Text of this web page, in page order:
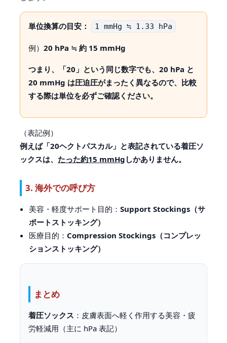
単位換算の目安： 1 mmHg ≒ 1.33 hPa
例） 20 hPa ≒ 約 15 mmHg
つまり、「20」という同じ数字でも、 20 hPa と
20 mmHg は圧迫圧がまったく異なるので、比較
する際は単位を必ずご確認ください。
（表記例）
例えば「20ヘクトパスカル」と表記されている着圧ソ
ックスは、 たった約15 mmHg しかありません。
3. 海外での呼び方
美容・軽度サポート目的： Support Stockings（サ
ポートストッキング）
医療目的： Compression Stockings（コンプレッ
ションストッキング）
まとめ
着圧ソックス ：皮膚表面へ軽く作用する美容・疲
労軽減用（主に hPa 表記）